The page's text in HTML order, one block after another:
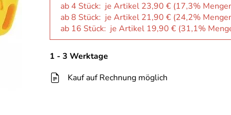
ab 4 Stück: je Artikel 23,90 € (17,3%
ab 8 Stück: je Artikel 21,90 € (24,2%
ab 16 Stück: je Artikel 19,90 € (31,1%
1 - 3 Werktage
Kauf auf Rechnung möglich